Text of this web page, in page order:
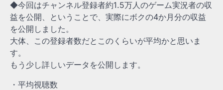
◆今回はチャンネル登録者約1.5万人のゲーム実況者の収
益を公開、ということで、実際にボクの4か月分の収益
を公開しました。
大体、この登録者数だとこのくらいが平均かと思いま
す。
もう少し詳しいデータを公開します。
・平均視聴数